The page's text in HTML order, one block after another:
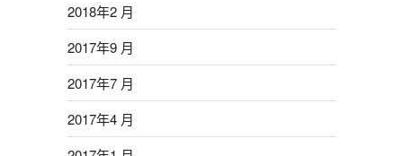
2018年2 月
2017年9 月
2017年7 月
2017年4 月